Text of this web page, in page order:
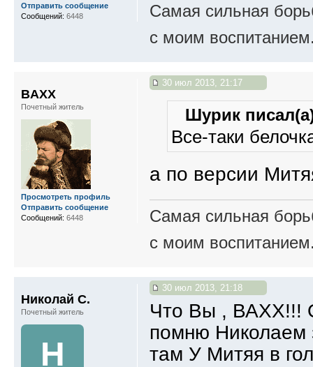
Самая сильная
с моим
Отправить сообщение
Сообщений: 6448
30 июл 2013, 21:17
Шурик
Все-таки
а по версии
Самая сильная
с моим
BAXX
Почетный житель
Просмотреть профиль
Отправить сообщение
Сообщений: 6448
30 июл 2013, 21:18
Что Вы , ВАХХ!!!
помню Николаем
там У Митяя в
Николай С.
Почетный житель
Н